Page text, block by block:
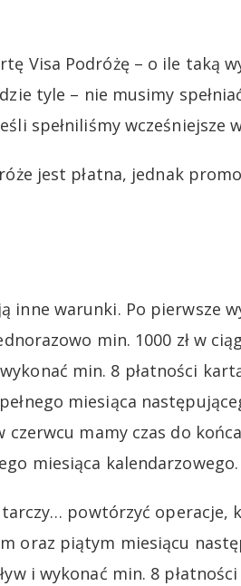
Visa Podróżę – o ile taką
tyle – nie musimy
spełniliśmy wcześniejsze
jest płatna, jednak
inne warunki. Po pierwsze
min. 1000 zł w
min. 8 płatności
miesiąca
mamy czas do
miesiąca kalendarzowego.
powtórzyć
oraz piątym miesiącu
i wykonać min. 8